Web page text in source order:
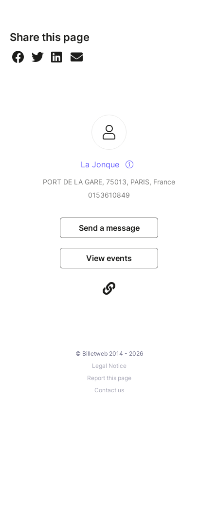
Share this page
La Jonque
PORT DE LA GARE, 75013, PARIS, France
0153610849
Send a message
View events
© Billetweb 2014 - 2026
Legal Notice
Report this page
Contact us